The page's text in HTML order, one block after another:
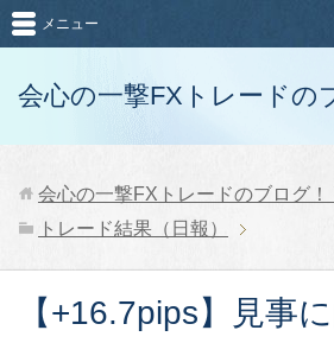
会心の一撃FXトレードの
メニュー
会心の一撃FXトレードのブログ！
トレード結果（日報）
【+16.7pips】見事